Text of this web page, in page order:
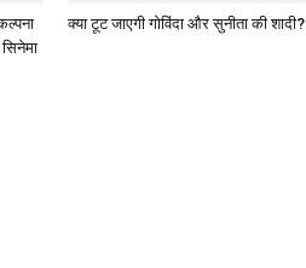
क्या टूट जाएगी गोविंदा और सुनीता की शादी?